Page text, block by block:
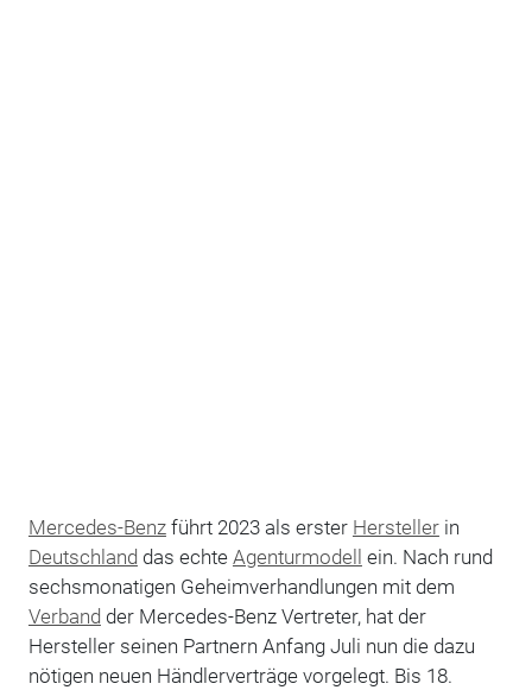
Mercedes-Benzführt 2023 als erster Herstellerin
Deutschland das echte Agenturmodell ein. Nach rund
sechsmonatigen Geheimverhandlungen mit dem
Verband der Mercedes-Benz Vertreter, hat der
Hersteller seinen Partnern Anfang Juli nun die dazu
nötigen neuen Händlerverträge vorgelegt. Bis 18.